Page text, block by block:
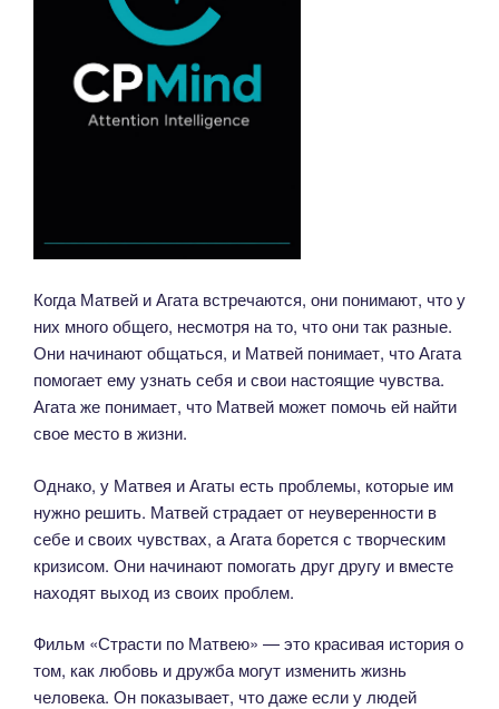
Когда Матвей и Агата встречаются, они понимают, что у
них много общего, несмотря на то, что они так разные.
Они начинают общаться, и Матвей понимает, что Агата
помогает ему узнать себя и свои настоящие чувства.
Агата же понимает, что Матвей может помочь ей найти
свое место в жизни.
Однако, у Матвея и Агаты есть проблемы, которые им
нужно решить. Матвей страдает от неуверенности в
себе и своих чувствах, а Агата борется с творческим
кризисом. Они начинают помогать друг другу и вместе
находят выход из своих проблем.
Фильм «Страсти по Матвею» — это красивая история о
том, как любовь и дружба могут изменить жизнь
человека. Он показывает, что даже если у людей